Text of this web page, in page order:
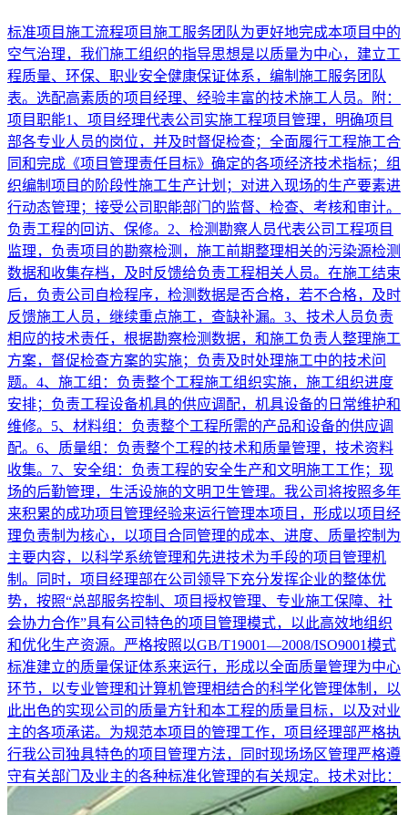
标准项目施工流程项目施工服务团队为更好地完成本项目中的
空气治理，我们施工组织的指导思想是以质量为中心，建立工
程质量、环保、职业安全健康保证体系，编制施工服务团队
表。选配高素质的项目经理、经验丰富的技术施工人员。附：
项目职能1、项目经理代表公司实施工程项目管理，明确项目
部各专业人员的岗位，并及时督促检查；全面履行工程施工合
同和完成《项目管理责任目标》确定的各项经济技术指标；组
织编制项目的阶段性施工生产计划；对进入现场的生产要素进
行动态管理；接受公司职能部门的监督、检查、考核和审计。
负责工程的回访、保修。2、检测勘察人员代表公司工程项目
监理，负责项目的勘察检测，施工前期整理相关的污染源检测
数据和收集存档，及时反馈给负责工程相关人员。在施工结束
后，负责公司自检程序，检测数据是否合格，若不合格，及时
反馈施工人员，继续重点施工，查缺补漏。3、技术人员负责
相应的技术责任，根据勘察检测数据，和施工负责人整理施工
方案，督促检查方案的实施；负责及时处理施工中的技术问
题。4、施工组：负责整个工程施工组织实施，施工组织进度
安排；负责工程设备机具的供应调配，机具设备的日常维护和
维修。5、材料组：负责整个工程所需的产品和设备的供应调
配。6、质量组：负责整个工程的技术和质量管理，技术资料
收集。7、安全组：负责工程的安全生产和文明施工工作；现
场的后勤管理，生活设施的文明卫生管理。我公司将按照多年
来积累的成功项目管理经验来运行管理本项目，形成以项目经
理负责制为核心，以项目合同管理的成本、进度、质量控制为
主要内容，以科学系统管理和先进技术为手段的项目管理机
制。同时，项目经理部在公司领导下充分发挥企业的整体优
势，按照“总部服务控制、项目授权管理、专业施工保障、社
会协力合作”具有公司特色的项目管理模式，以此高效地组织
和优化生产资源。严格按照以GB/T19001—2008/ISO9001模式
标准建立的质量保证体系来运行，形成以全面质量管理为中心
环节，以专业管理和计算机管理相结合的科学化管理体制，以
此出色的实现公司的质量方针和本工程的质量目标，以及对业
主的各项承诺。为规范本项目的管理工作，项目经理部严格执
行我公司独具特色的项目管理方法，同时现场场区管理严格遵
守有关部门及业主的各种标准化管理的有关规定。技术对比：